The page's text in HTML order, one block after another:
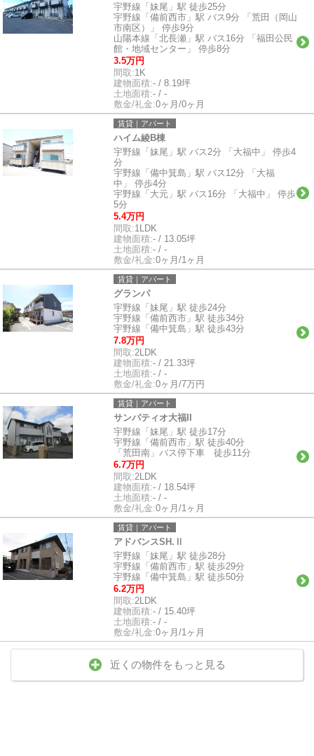
宇野線「妹尾」駅 徒歩25分
宇野線「備前西市」駅 バス9分 「荒田（岡山
市南区）」 停歩9分
山陽本線「北長瀬」駅 バス16分 「福田公民
館・地域センター」 停歩8分
3.5万円
間取:1K
建物面積:- / 8.19坪
土地面積:- / -
敷金/礼金:0ヶ月/0ヶ月
賃貸｜アパート
ハイム綾B棟
宇野線「妹尾」駅 バス2分 「大福中」 停歩4
分
宇野線「備中箕島」駅 バス12分 「大福
中」 停歩4分
宇野線「大元」駅 バス16分 「大福中」 停歩
5分
5.4万円
間取:1LDK
建物面積:- / 13.05坪
土地面積:- / -
敷金/礼金:0ヶ月/1ヶ月
賃貸｜アパート
グランパ
宇野線「妹尾」駅 徒歩24分
宇野線「備前西市」駅 徒歩34分
宇野線「備中箕島」駅 徒歩43分
7.8万円
間取:2LDK
建物面積:- / 21.33坪
土地面積:- / -
敷金/礼金:0ヶ月/7万円
賃貸｜アパート
サンパティオ大福II
宇野線「妹尾」駅 徒歩17分
宇野線「備前西市」駅 徒歩40分
「荒田南」バス停下車 徒歩11分
6.7万円
間取:2LDK
建物面積:- / 18.54坪
土地面積:- / -
敷金/礼金:0ヶ月/1ヶ月
賃貸｜アパート
アドバンスSH.Ⅱ
宇野線「妹尾」駅 徒歩28分
宇野線「備前西市」駅 徒歩29分
宇野線「備中箕島」駅 徒歩50分
6.2万円
間取:2LDK
建物面積:- / 15.40坪
土地面積:- / -
敷金/礼金:0ヶ月/1ヶ月
近くの物件をもっと見る